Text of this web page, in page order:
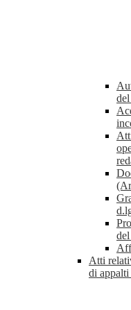
Atti
di